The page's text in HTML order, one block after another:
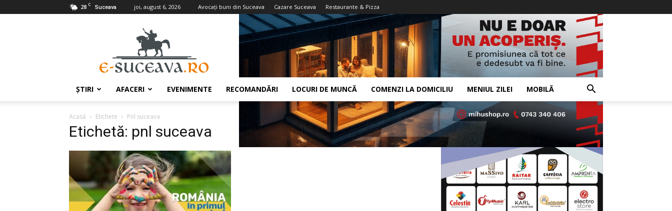
28 C Suceava joi, august 6, 2026 Avocaţi buni din Suceava Cazare Suceava Restaurante & Pizza
ŞTIRI AFACERI EVENIMENTE RECOMANDĂRI LOCURI DE MUNCĂ COMENZI LA DOMICILIU MENIUL ZILEI MOBILĂ
Acasă Etichete Pnl suceava
Etichetă: pnl suceava